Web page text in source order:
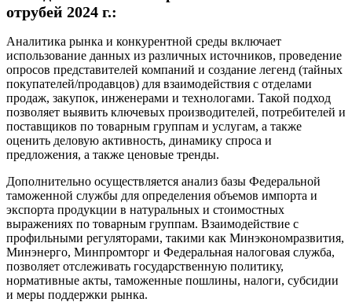
отрубей 2024 г.:
Аналитика рынка и конкурентной среды включает
использование данных из различных источников, проведение
опросов представителей компаний и создание легенд (тайных
покупателей/продавцов) для взаимодействия с отделами
продаж, закупок, инженерами и технологами. Такой подход
позволяет выявить ключевых производителей, потребителей и
поставщиков по товарным группам и услугам, а также
оценить деловую активность, динамику спроса и
предложения, а также ценовые тренды.
Дополнительно осуществляется анализ базы Федеральной
таможенной службы для определения объемов импорта и
экспорта продукции в натуральных и стоимостных
выражениях по товарным группам. Взаимодействие с
профильными регуляторами, такими как Минэкономразвития,
Минэнерго, Минпромторг и Федеральная налоговая служба,
позволяет отслеживать государственную политику,
нормативные акты, таможенные пошлины, налоги, субсидии
и меры поддержки рынка.